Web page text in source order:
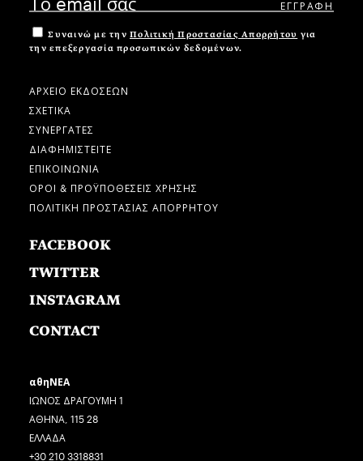
Συναινώ με την Πολιτική Προστασίας Απορρήτου για
την επεξεργασία προσωπικών δεδομένων.
ΑΡΧΕΙΟ ΕΚΔΟΣΕΩΝ
ΣΧΕΤΙΚΑ
ΣΥΝΕΡΓΑΤΕΣ
ΔΙΑΦΗΜΙΣΤΕΙΤΕ
ΕΠΙΚΟΙΝΩΝΙΑ
ΟΡΟΙ & ΠΡΟΫΠΟΘΕΣΕΙΣ ΧΡΗΣΗΣ
ΠΟΛΙΤΙΚΗ ΠΡΟΣΤΑΣΙΑΣ ΑΠΟΡΡΗΤΟΥ
FACEBOOK
TWITTER
INSTAGRAM
CONTACT
αθηΝΕΑ
ΙΩΝΟΣ ΔΡΑΓΟΥΜΗ 1
ΑΘΗΝΑ, 115 28
ΕΛΛΑΔΑ
+30 210 3318831